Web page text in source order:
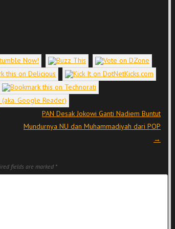
PAN Desak Jokowi Ganti Nadiem Buntut
Mundurnya NU dan Muhammadiyah dari POP
→
fields are marked *